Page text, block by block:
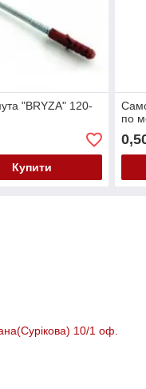
"BRYZA" 120-
Купити
по
10/1 оф.